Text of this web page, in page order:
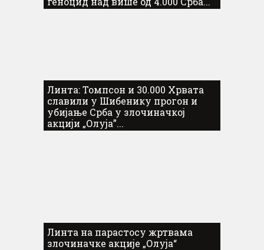
Линта: Томпсон и 30.000 Хрвата
славили у Шибенику прогон и
убијање Срба у злочиначкој
акцији „Олуја”...
Линта на парастосу жртвама
злочиначке акције „Олуја“